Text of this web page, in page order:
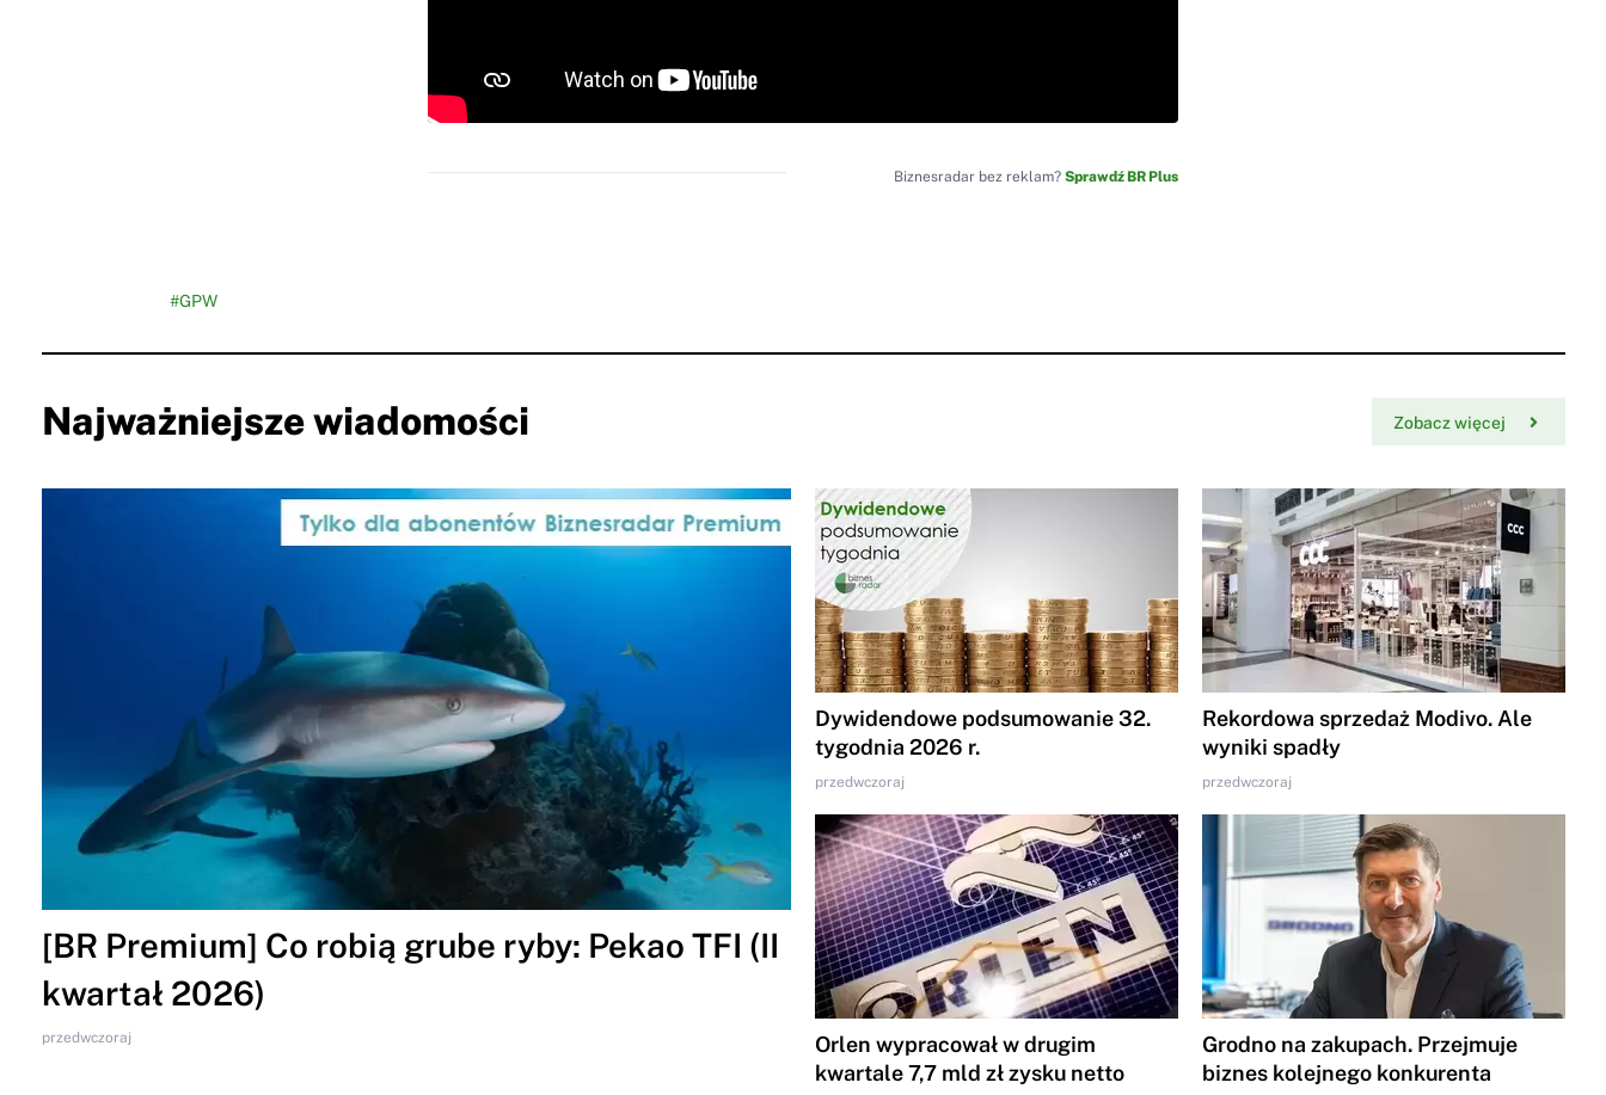
Biznesradar bez reklam? Sprawdź BR Plus
#GPW
Najważniejsze wiadomości Zobacz więcej
[BR Premium] Co robią grube ryby: Pekao TFI (II
kwartał 2026)
przedwczoraj
Dywidendowe podsumowanie 32.
tygodnia 2026 r.
przedwczoraj
Rekordowa sprzedaż Modivo. Ale
wyniki spadły
przedwczoraj
Orlen wypracował w drugim
kwartale 7,7 mld zł zysku netto
Grodno na zakupach. Przejmuje
biznes kolejnego konkurenta